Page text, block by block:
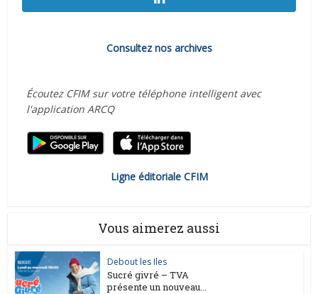
Consultez nos archives
Écoutez CFIM sur votre téléphone intelligent avec
l'application ARCQ
Ligne éditoriale CFIM
Vous aimerez aussi
Debout les Iles
Sucré givré – TVA
présente un nouveau...